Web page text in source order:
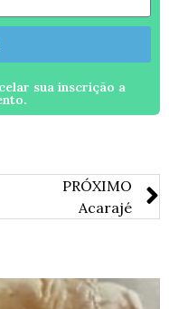
sua inscrição a
PRÓXIMO
Acarajé